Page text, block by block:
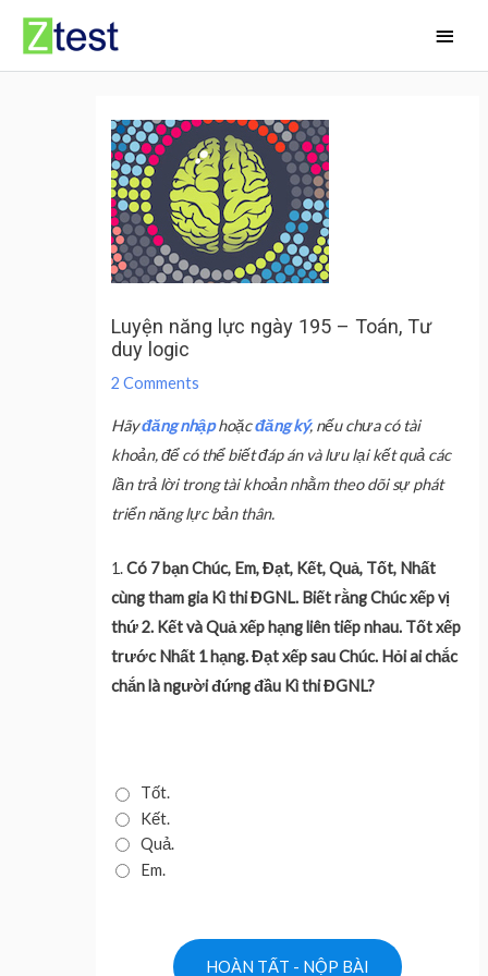
Skip
content
Luyện năng lực ngày 195 – Toán, Tư
duy logic
2 Comments
Hãyđăng nhậphoặcđăng ký, nếu chưa có tài
khoản, để có thể biết đáp án và lưu lại kết quả các
lần trả lời trong tài khoản nhằm theo dõi sự phát
triển năng lực bản thân.
1.Có 7 bạn Chúc, Em, Đạt, Kết, Quả, Tốt, Nhất
cùng tham gia Kì thi ĐGNL. Biết rằng Chúc xếp vị
thứ 2. Kết và Quả xếp hạng liên tiếp nhau. Tốt xếp
trước Nhất 1 hạng. Đạt xếp sau Chúc. Hỏi ai chắc
chắn là người đứng đầu Kì thi ĐGNL?
Tốt.
Kết.
Quả.
Em.